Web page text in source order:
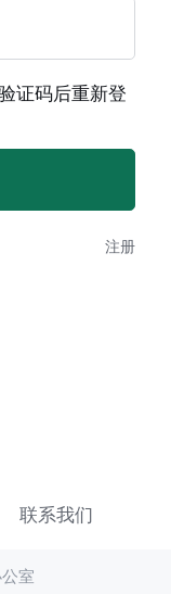
证码后重新登
注册
联系我们
室